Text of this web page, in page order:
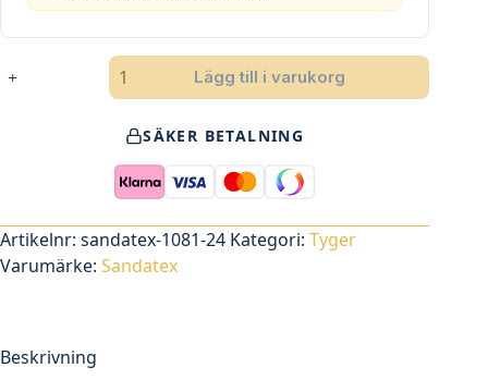
1081-
Lägg till i varukorg
SÄKER BETALNING
Artikelnr: sandatex-1081-24 Kategori: Tyger
Varumärke: Sandatex
Beskrivning